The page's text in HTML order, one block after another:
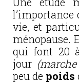
l’importance
vie, et
ménopause.
qui font 20
jour
peu de poids